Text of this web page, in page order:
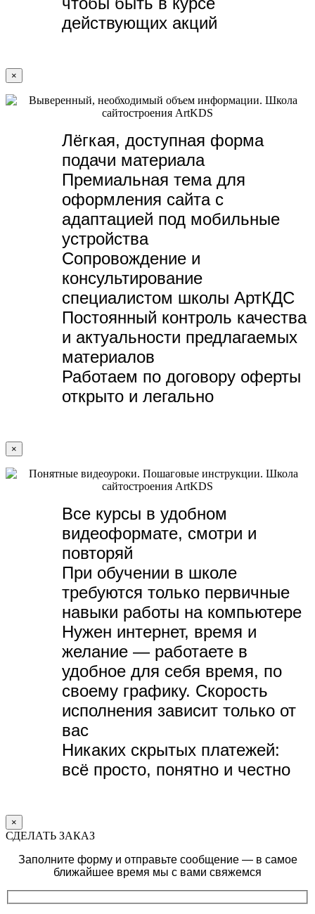
действующих акций
×
Лёгкая, доступная форма
подачи материала
Премиальная тема для
оформления сайта с
адаптацией под мобильные
устройства
Сопровождение и
консультирование
специалистом школы АртКДС
Постоянный контроль качества
и актуальности предлагаемых
материалов
Работаем по договору оферты
открыто и легально
×
Все курсы в удобном
видеоформате, смотри и
повторяй
При обучении в школе
требуются только первичные
навыки работы на компьютере
Нужен интернет, время и
желание — работаете в
удобное для себя время, по
своему графику. Скорость
исполнения зависит только от
вас
Никаких скрытых платежей:
всё просто, понятно и честно
×
СДЕЛАТЬ ЗАКАЗ
Заполните форму и отправьте сообщение — в самое
ближайшее время мы с вами свяжемся